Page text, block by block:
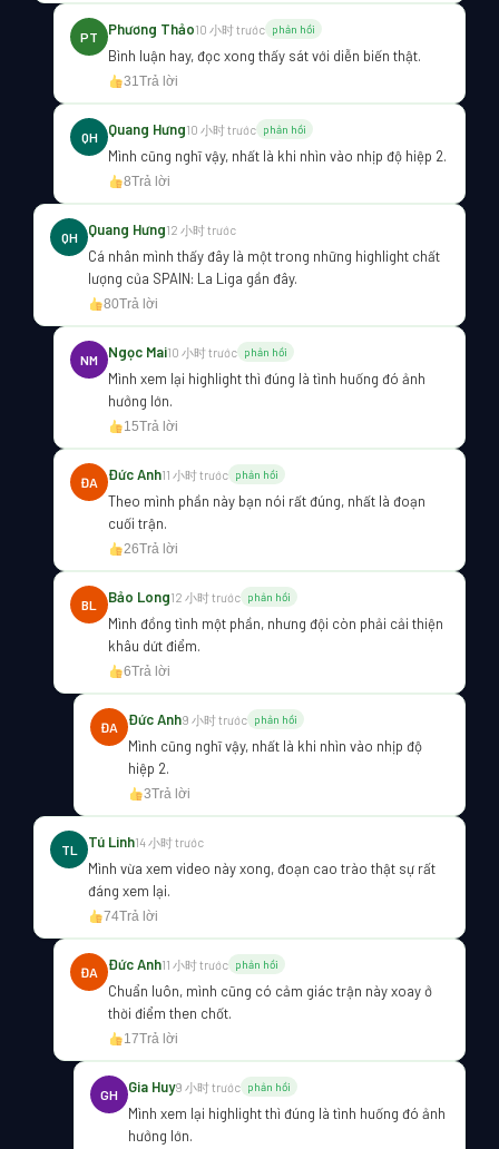
PT Phương Thảo10 小时 trước phản hồi
Bình luận hay, đọc xong thấy sát với diễn biến thật.
31Trả lời
QH Quang Hưng10 小时 trước phản hồi
Mình cũng nghĩ vậy, nhất là khi nhìn vào nhịp độ hiệp 2.
8Trả lời
QH Quang Hưng12 小时 trước
Cá nhân mình thấy đây là một trong những highlight chất
lượng của SPAIN: La Liga gần đây.
80Trả lời
NM Ngọc Mai10 小时 trước phản hồi
Mình xem lại highlight thì đúng là tình huống đó ảnh
hưởng lớn.
15Trả lời
ĐA Đức Anh11 小时 trước phản hồi
Theo mình phần này bạn nói rất đúng, nhất là đoạn
cuối trận.
26Trả lời
BL Bảo Long12 小时 trước phản hồi
Mình đồng tình một phần, nhưng đội còn phải cải thiện
khâu dứt điểm.
6Trả lời
ĐA Đức Anh9 小时 trước phản hồi
Mình cũng nghĩ vậy, nhất là khi nhìn vào nhịp độ
hiệp 2.
3Trả lời
TL Tú Linh14 小时 trước
Mình vừa xem video này xong, đoạn cao trào thật sự rất
đáng xem lại.
74Trả lời
ĐA Đức Anh11 小时 trước phản hồi
Chuẩn luôn, mình cũng có cảm giác trận này xoay ở
thời điểm then chốt.
17Trả lời
GH Gia Huy9 小时 trước phản hồi
Mình xem lại highlight thì đúng là tình huống đó ảnh
hưởng lớn.